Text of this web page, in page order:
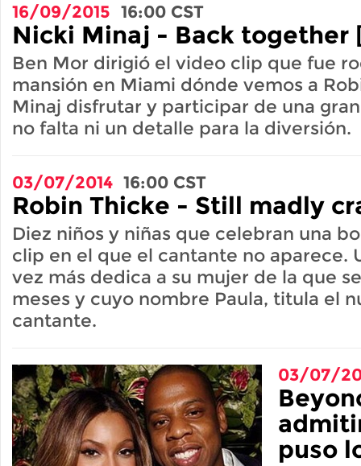
16/09/2015 16:00 CST
Nicki Minaj - Back together
Ben Mor dirigió el video clip que fue
mansión en Miami dónde vemos a
Minaj disfrutar y participar de una
no falta ni un detalle para la diversión.
03/07/2014 16:00 CST
Robin Thicke - Still madly
Diez niños y niñas que celebran una
clip en el que el cantante no aparece.
vez más dedica a su mujer de la que
meses y cuyo nombre Paula, titula el
cantante.
03/07/
puso